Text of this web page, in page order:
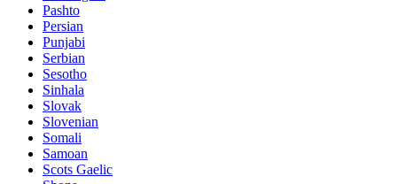
Pashto
Persian
Punjabi
Serbian
Sesotho
Sinhala
Slovak
Slovenian
Somali
Samoan
Scots Gaelic